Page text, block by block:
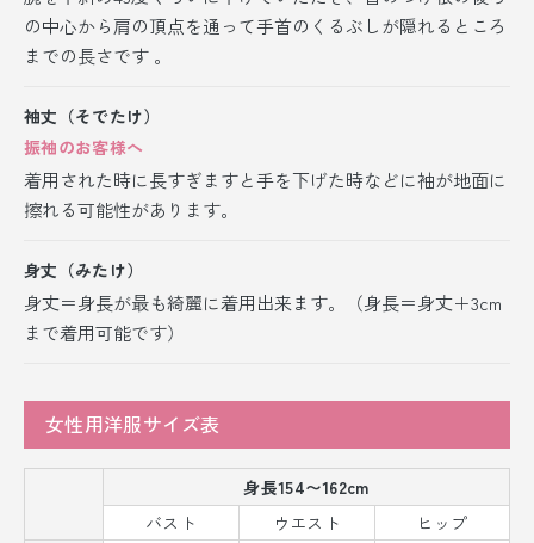
の中心から肩の頂点を通って手首のくるぶしが隠れるところ
までの長さです 。
袖丈（そでたけ）
振袖のお客様へ
着用された時に長すぎますと手を下げた時などに袖が地面に
擦れる可能性があります。
身丈（みたけ）
身丈＝身長が最も綺麗に着用出来ます。（身長＝身丈＋3cm
まで着用可能です）
女性用洋服サイズ表
身長154〜162cm
バスト
ウエスト
ヒップ